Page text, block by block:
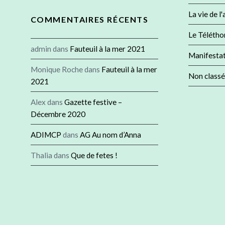
La vie de
Le
Non classé
COMMENTAIRES RÉCENTS
admin dans Fauteuil à la mer 2021
Monique Rochedans Fauteuil à la mer
2021
Alex dans Gazette festive –
Décembre 2020
ADIMCP dans AG Au nom d’Anna
Thalia dans Que de fetes !